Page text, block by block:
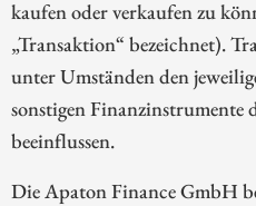
kaufen oder verkaufen zu
„Transaktion“ bezeichnet).
unter Umständen den
sonstigen Finanzinstrumente
beeinflussen.
Die Apaton Finance GmbH